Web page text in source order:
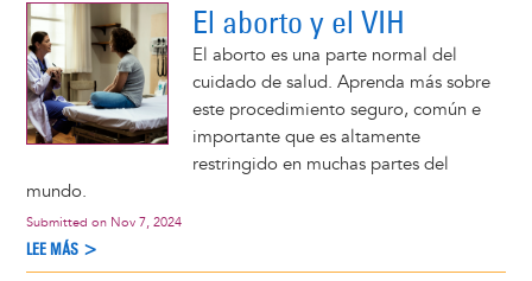
El aborto y el VIH
El aborto es una parte normal del
cuidado de salud. Aprenda más sobre
este procedimiento seguro, común e
importante que es altamente
restringido en muchas partes del
mundo.
Submitted on Nov 7, 2024
LEE MÁS >